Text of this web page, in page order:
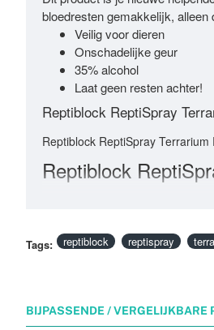
bloedresten gemakkelijk,
Veilig voor dieren
Onschadelijke geur
35% alcohol
Laat geen resten achter!
Reptiblock ReptiSpray
Reptiblock ReptiSpray
Reptiblock
Tags: reptiblock reptispray
BIJPASSENDE / VERGELIJKBARE